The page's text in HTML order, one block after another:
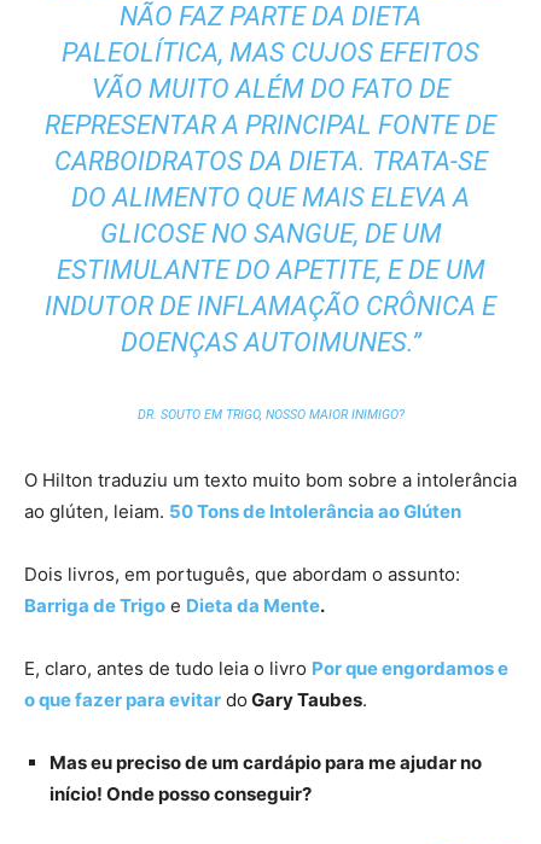
NÃO FAZ PARTE DA DIETA
PALEOLÍTICA, MAS CUJOS EFEITOS
VÃO MUITO ALÉM DO FATO DE
REPRESENTAR A PRINCIPAL FONTE DE
CARBOIDRATOS DA DIETA. TRATA-SE
DO ALIMENTO QUE MAIS ELEVA A
GLICOSE NO SANGUE, DE UM
ESTIMULANTE DO APETITE, E DE UM
INDUTOR DE INFLAMAÇÃO CRÔNICA E
DOENÇAS AUTOIMUNES.”
DR. SOUTO EM TRIGO, NOSSO MAIOR INIMIGO?
O Hilton traduziu um texto muito bom sobre a intolerância
ao glúten, leiam. 50 Tons de Intolerância ao Glúten
Dois livros, em português, que abordam o assunto:
Barriga de Trigo e Dieta da Mente.
E, claro, antes de tudo leia o livro Por que engordamos e
o que fazer para evitar do Gary Taubes.
Mas eu preciso de um cardápio para me ajudar no
início! Onde posso conseguir?